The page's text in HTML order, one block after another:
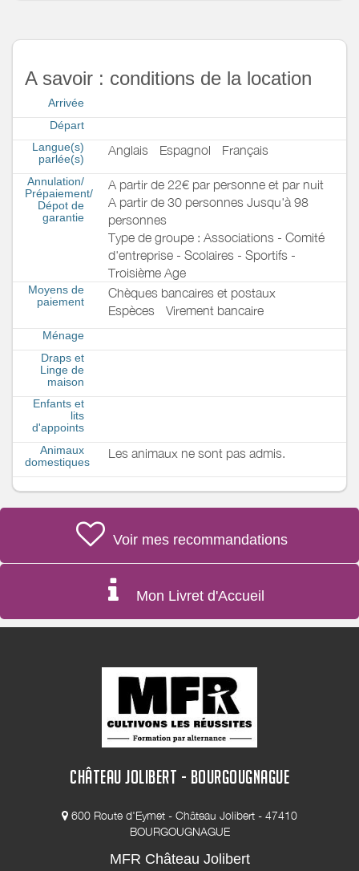
A savoir : conditions de la location
Arrivée
Départ
Langue(s)
parlée(s)
Anglais Espagnol Français
Annulation/
Prépaiement/
Dépot de
garantie
A partir de 22€ par personne et par nuit
A partir de 30 personnes Jusqu'à 98
personnes
Type de groupe : Associations - Comité
d'entreprise - Scolaires - Sportifs -
Troisième Age
Moyens de
paiement
Chèques bancaires et postaux
Espèces
Virement bancaire
Ménage
Draps et
Linge de
maison
Enfants et
lits
d'appoints
Animaux
domestiques
Les animaux ne sont pas admis.
Voir mes recommandations
Mon Livret d'Accueil
CHÂTEAU JOLIBERT - BOURGOUGNAGUE
600 Route d'Eymet - Château Jolibert - 47410
BOURGOUGNAGUE
MFR Château Jolibert